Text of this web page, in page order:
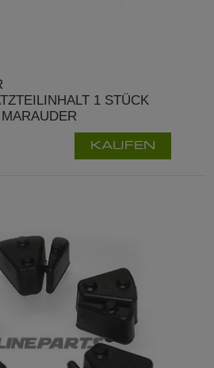
1 STÜCK
KAUFEN